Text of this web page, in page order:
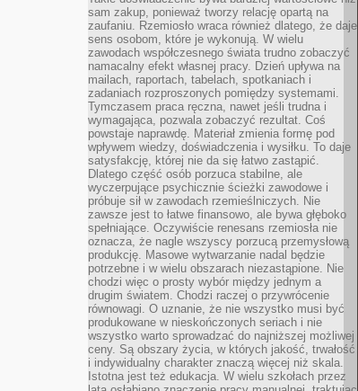
sam zakup, ponieważ tworzy relację opartą na
zaufaniu. Rzemiosło wraca również dlatego, że daje
sens osobom, które je wykonują. W wielu
zawodach współczesnego świata trudno zobaczyć
namacalny efekt własnej pracy. Dzień upływa na
mailach, raportach, tabelach, spotkaniach i
zadaniach rozproszonych pomiędzy systemami.
Tymczasem praca ręczna, nawet jeśli trudna i
wymagająca, pozwala zobaczyć rezultat. Coś
powstaje naprawdę. Materiał zmienia formę pod
wpływem wiedzy, doświadczenia i wysiłku. To daje
satysfakcję, której nie da się łatwo zastąpić.
Dlatego część osób porzuca stabilne, ale
wyczerpujące psychicznie ścieżki zawodowe i
próbuje sił w zawodach rzemieślniczych. Nie
zawsze jest to łatwe finansowo, ale bywa głęboko
spełniające. Oczywiście renesans rzemiosła nie
oznacza, że nagle wszyscy porzucą przemysłową
produkcję. Masowe wytwarzanie nadal będzie
potrzebne i w wielu obszarach niezastąpione. Nie
chodzi więc o prosty wybór między jednym a
drugim światem. Chodzi raczej o przywrócenie
równowagi. O uznanie, że nie wszystko musi być
produkowane w nieskończonych seriach i nie
wszystko warto sprowadzać do najniższej możliwej
ceny. Są obszary życia, w których jakość, trwałość
i indywidualny charakter znaczą więcej niż skala.
Istotna jest też edukacja. W wielu szkołach przez